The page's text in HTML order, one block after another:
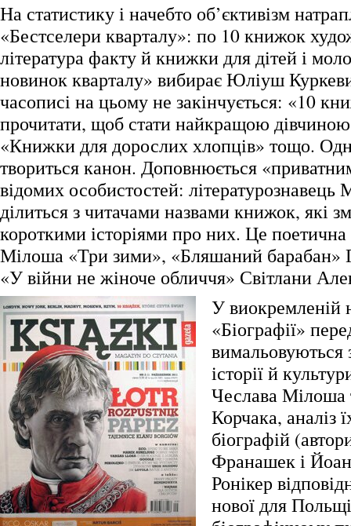
На статистику і начебто об’єктивізм
«Бестселери кварталу»: по 10 книжок
література факту й книжки для дітей і
новинок кварталу» вибирає Юліуш
часописі на цьому не закінчується: «10
прочитати, щоб стати найкращою дівчиною
«Книжки для дорослих хлопців» тощо.
твориться канон. Доповнюється
відомих особистостей: літературознавець
ділиться з читачами назвами книжок, які
короткими історіями про них. Це поетична
Мілоша «Три зими», «Бляшаний барабан»
«У війни не жіноче обличчя» Світлани
У виокремленій
«Біографії»
вимальовуються
історії й
Чеслава
Корчака, аналіз
біографій
Франашек і
Ронікер
нової для